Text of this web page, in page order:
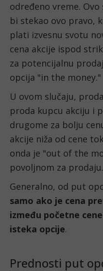
određeno vreme.
bi stekao ovo pravo,
plati izvesnu svotu
cena akcije ispod
za potencijalnu
opcija "in the money."
U ovom slučaju,
proda kupcu akciju i
drugome za bolju
akcije niža od cene
onda je "out of the
povoljnom za prodaju.
samo ako je cena
između početne
isteka opcije.
Prednosti put